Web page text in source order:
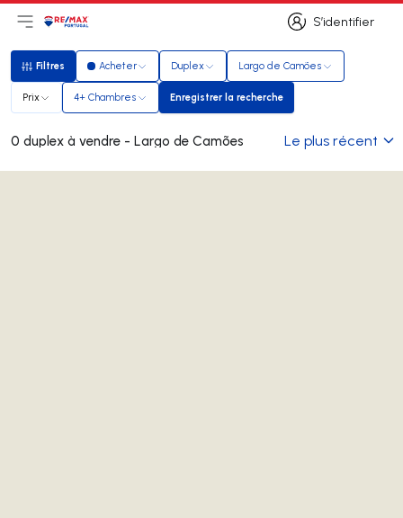
S’identifier
S’identifier
Ouvrir le menu principal
LogoAller à la page d’accueil
Filtres
Filtres Acheter Duplex Largo de Camões
Prix 4+ Chambres Enregistrer la recherche
Enregistrer la recherche
0 duplex à vendre - Largo de Camões Le plus récent